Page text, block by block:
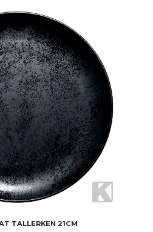
TALLERKEN 21CM